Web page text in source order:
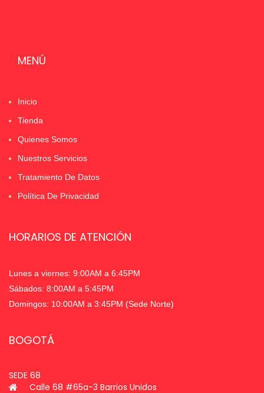
MENÚ
Inicio
Tienda
Quienes Somos
Nuestros Servicios
Tratamiento De Datos
Política De Privacidad
HORARIOS DE ATENCIÓN
Lunes a viernes: 9:00AM a 6:45PM
Sábados: 8:00AM a 5:45PM
Domingos: 10:00AM a 3:45PM (Sede Norte)
BOGOTÁ
SEDE 68
Calle 68 #65a-3 Barrios Unidos